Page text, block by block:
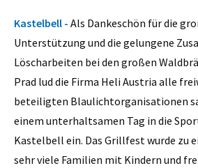
Kastelbell - Als Dankeschön für die
Unterstützung und die gelungene
Löscharbeiten bei den großen
Prad lud die Firma Heli Austria alle
beteiligten Blaulichtorganisationen
einem unterhaltsamen Tag in die
Kastelbell ein. Das Grillfest wurde zu
sehr viele Familien mit Kindern und